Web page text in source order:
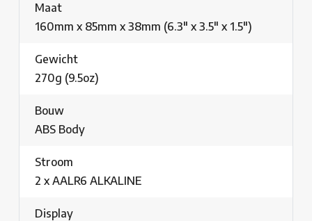
Maat
160mm x 85mm x 38mm (6.3" x 3.5" x 1.5")
Gewicht
270g (9.5oz)
Bouw
ABS Body
Stroom
2 x AALR6 ALKALINE
Display